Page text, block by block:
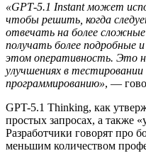
«GPT‑5.1 Instant может
чтобы решить, когда
отвечать на более
получать более подробные
этом оперативность. Это
улучшениях в
программированию», —
GPT-5.1 Thinking, как
простых запросах, а также
Разработчики говорят про
меньшим количеством